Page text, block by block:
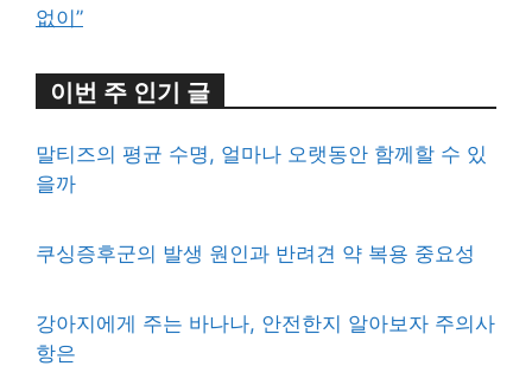
없이”
이번 주 인기 글
말티즈의 평균 수명, 얼마나 오랫동안 함께할 수 있
을까
쿠싱증후군의 발생 원인과 반려견 약 복용 중요성
강아지에게 주는 바나나, 안전한지 알아보자 주의사
항은